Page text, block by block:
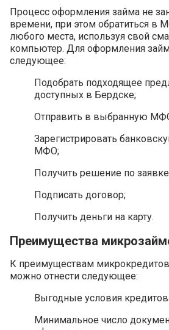
Процесс оформления займа не
времени, при этом обратиться в
любого места, используя свой
компьютер. Для оформления
следующее:
Подобрать подходящее
доступных в Бердске;
Отправить в выбранную
Зарегистрировать
МФО;
Получить решение по
Подписать договор;
Получить деньги на карту.
Преимущества
К преимуществам
можно отнести следующее:
Выгодные условия
Минимальное число